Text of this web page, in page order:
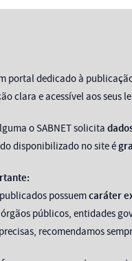
portal dedicado à
clara e acessível aos seus
o SABNET solicita
disponibilizado no site é
possuemcaráter
públicos, entidades
recomendamos